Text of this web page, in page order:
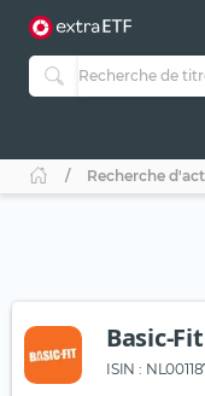
Recherche
Basic-
ISIN :